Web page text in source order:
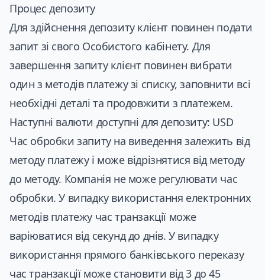
Процес депозиту
Для здійснення депозиту клієнт повинен подати
запит зі свого Особистого кабінету. Для
завершення запиту клієнт повинен вибрати
один з методів платежу зі списку, заповнити всі
необхідні деталі та продовжити з платежем.
Наступні валюти доступні для депозиту: USD
Час обробки запиту на виведення залежить від
методу платежу і може відрізнятися від методу
до методу. Компанія не може регулювати час
обробки. У випадку використання електронних
методів платежу час транзакції може
варіюватися від секунд до днів. У випадку
використання прямого банківського переказу
час транзакції може становити від 3 до 45